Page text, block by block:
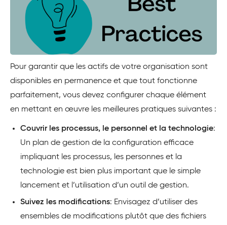
Pour garantir que les actifs de votre organisation sont
disponibles en permanence et que tout fonctionne
parfaitement, vous devez configurer chaque élément
en mettant en œuvre les meilleures pratiques suivantes :
Couvrir les processus, le personnel et la technologie:
Un plan de gestion de la configuration efficace
impliquant les processus, les personnes et la
technologie est bien plus important que le simple
lancement et l’utilisation d’un outil de gestion.
Suivez les modifications: Envisagez d’utiliser des
ensembles de modifications plutôt que des fichiers